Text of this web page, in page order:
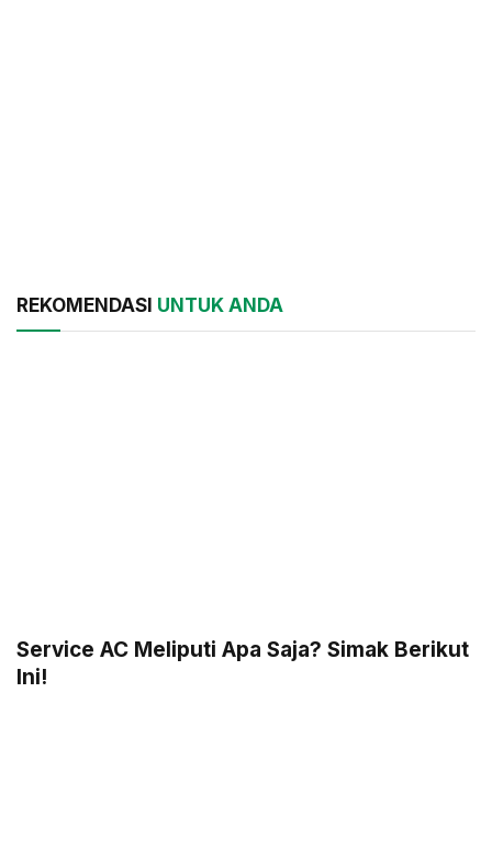
REKOMENDASI UNTUK ANDA
Service AC Meliputi Apa Saja? Simak Berikut
Ini!